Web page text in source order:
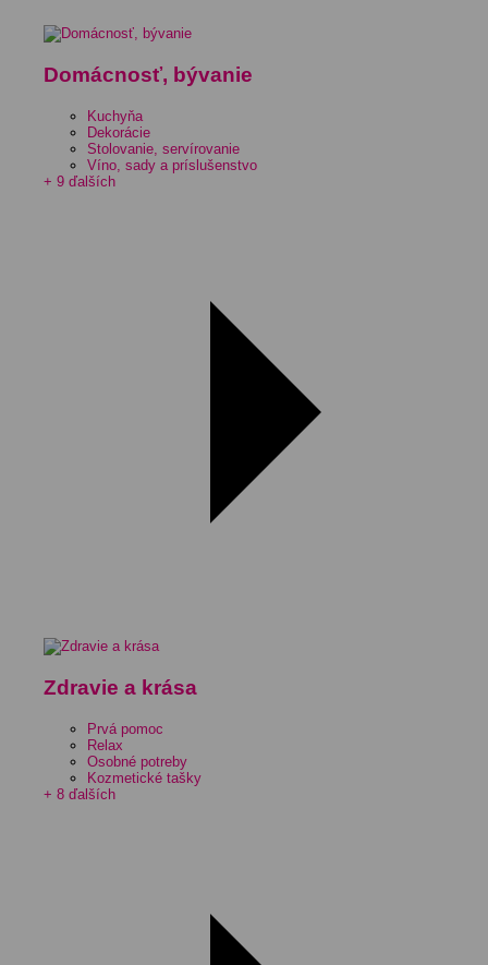
Domácnosť, bývanie
Kuchyňa
Dekorácie
Stolovanie, servírovanie
Víno, sady a príslušenstvo
+ 9 ďalších
Zdravie a krása
Prvá pomoc
Relax
Osobné potreby
Kozmetické tašky
+ 8 ďalších